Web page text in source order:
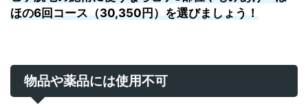
ほの6回コース（30,350円）を選びましょう！
物品や薬品には使用不可